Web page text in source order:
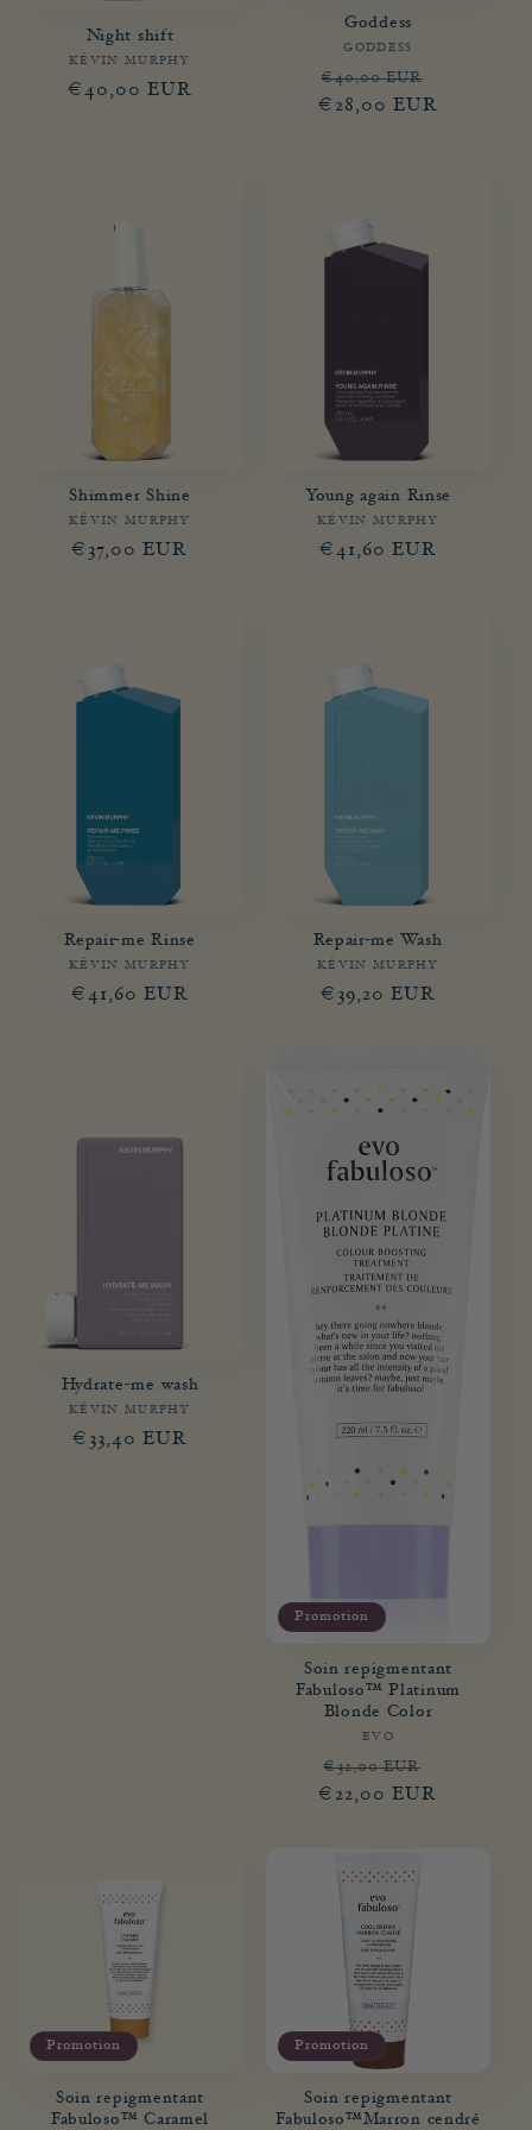
Night shift
Fournisseur :
KÉVIN MURPHY
Prix
€40,00 EUR
Goddess
Fournisseur :
GODDESS
Prix
habituel
€40,00 EUR
€28,00 EUR
Shimmer Shine
Fournisseur :
KÉVIN MURPHY
Prix
€37,00 EUR
Young again Rinse
Fournisseur :
KÉVIN MURPHY
Prix
€41,60 EUR
Repair-me Rinse
Fournisseur :
KÉVIN MURPHY
Prix
€41,60 EUR
Repair-me Wash
Fournisseur :
KÉVIN MURPHY
Prix
€39,20 EUR
Hydrate-me wash
Fournisseur :
KÉVIN MURPHY
Prix
€33,40 EUR
Promotion
Soin repigmentant
Fabuloso™ Platinum
Blonde Color
Fournisseur :
EVO
Prix
habituel
€32,00 EUR
€22,00 EUR
Promotion
Soin repigmentant
Fabuloso™ Caramel
Promotion
Soin repigmentant
Fabuloso™Marron cendré